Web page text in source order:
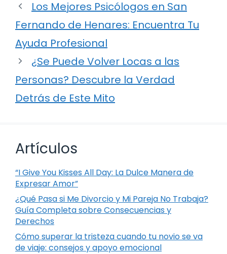
Los Mejores Psicólogos en San
Fernando de Henares: Encuentra Tu
Ayuda Profesional
¿Se Puede Volver Locas a las
Personas? Descubre la Verdad
Detrás de Este Mito
Artículos
“I Give You Kisses All Day: La Dulce Manera de
Expresar Amor”
¿Qué Pasa si Me Divorcio y Mi Pareja No Trabaja?
Guía Completa sobre Consecuencias y
Derechos
Cómo superar la tristeza cuando tu novio se va
de viaje: consejos y apoyo emocional